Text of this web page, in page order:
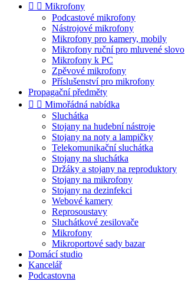
  Mikrofony
Podcastové mikrofony
Nástrojové mikrofony
Mikrofony pro kamery, mobily
Mikrofony ruční pro mluvené slovo
Mikrofony k PC
Zpěvové mikrofony
Příslušenství pro mikrofony
Propagační předměty
  Mimořádná nabídka
Sluchátka
Stojany na hudební nástroje
Stojany na noty a lampičky
Telekomunikační sluchátka
Stojany na sluchátka
Držáky a stojany na reproduktory
Stojany na mikrofony
Stojany na dezinfekci
Webové kamery
Reprosoustavy
Sluchátkové zesilovače
Mikrofony
Mikroportové sady bazar
Domácí studio
Kancelář
Podcastovna